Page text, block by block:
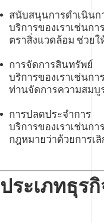
สนับสนุนการดำเนิน
บริการของเราเช่นก
ตราสิ่งแวดล้อม ช่วย
การจัดการสินทรัพย์
บริการของเราเช่นก
ท่านจัดการความสม
การปลดประจำการ
บริการของเราเช่นก
กฎหมายว่าด้วยการเ
ประเภทธุร